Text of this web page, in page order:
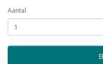
Aantal